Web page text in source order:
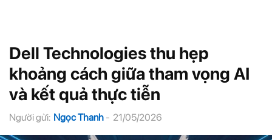
Dell Technologies thu hẹp
khoảng cách giữa tham vọng AI
và kết quả thực tiễn
Người gửi: Ngọc Thanh - 21/05/2026